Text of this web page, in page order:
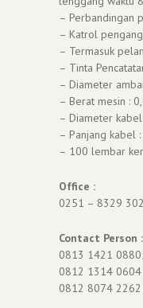
– Perbandingan
– Katrol
– Termasuk
– Tinta
– Diameter
– Berat mesin :
– Diameter
– Panjang kabel
– 100 lembar
Office :
0251 – 8329 302
Contact Person :
0813 1421
0812 1314 0604
0812 8074 2262